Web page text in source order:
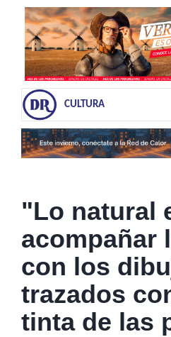
CULTURA
"Lo natural
acompañar
con los
trazados
tinta de las